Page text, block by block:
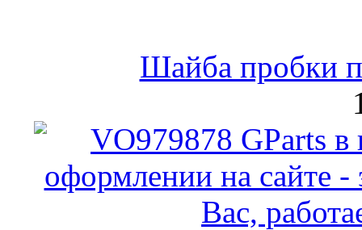
Шайба пробки